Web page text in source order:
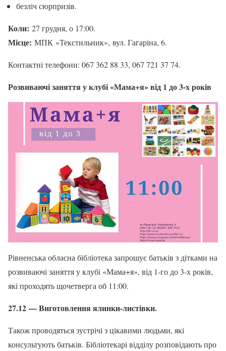
безліч сюрпризів.
Коли: 27 грудня, о 17:00.
Місце: МПК «Текстильник», вул. Гагаріна, 6.
Контактні телефони: 067 362 88 33, 067 721 37 74.
Розвиваючі заняття у клубі «Мама+я» від 1 до 3-х років
Рівненська обласна бібліотека запрошує батьків з дітками на
розвиваючі заняття у клубі «Мама+я», від 1-го до 3-х років,
які проходять щочетверга об 11:00.
27.12 — Виготовлення ялинки-листівки.
Також проводяться зустрічі з цікавими людьми, які
консультують батьків. Бібліотекарі відділу розповідають про